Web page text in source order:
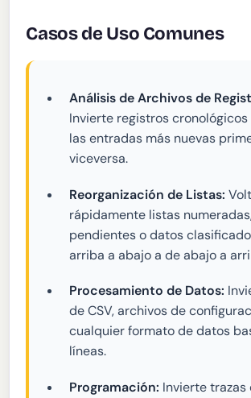
Casos de Uso Comunes
Análisis de Archivos de
Invierte registros
las entradas más nuevas
viceversa.
Reorganización de Listas:
rápidamente listas
pendientes o datos
arriba a abajo a de abajo a
Procesamiento de Datos:
de CSV, archivos de
cualquier formato de datos
líneas.
Programación: Invierte trazas